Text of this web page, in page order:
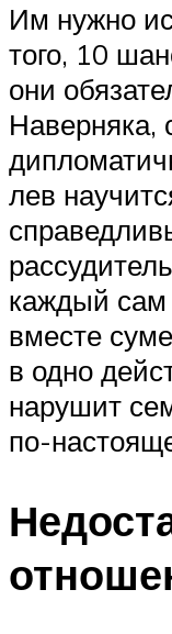
Им нужно
того, 10
они
Наверняка,
лев
каждый сам
вместе
в одно
нарушит
по-